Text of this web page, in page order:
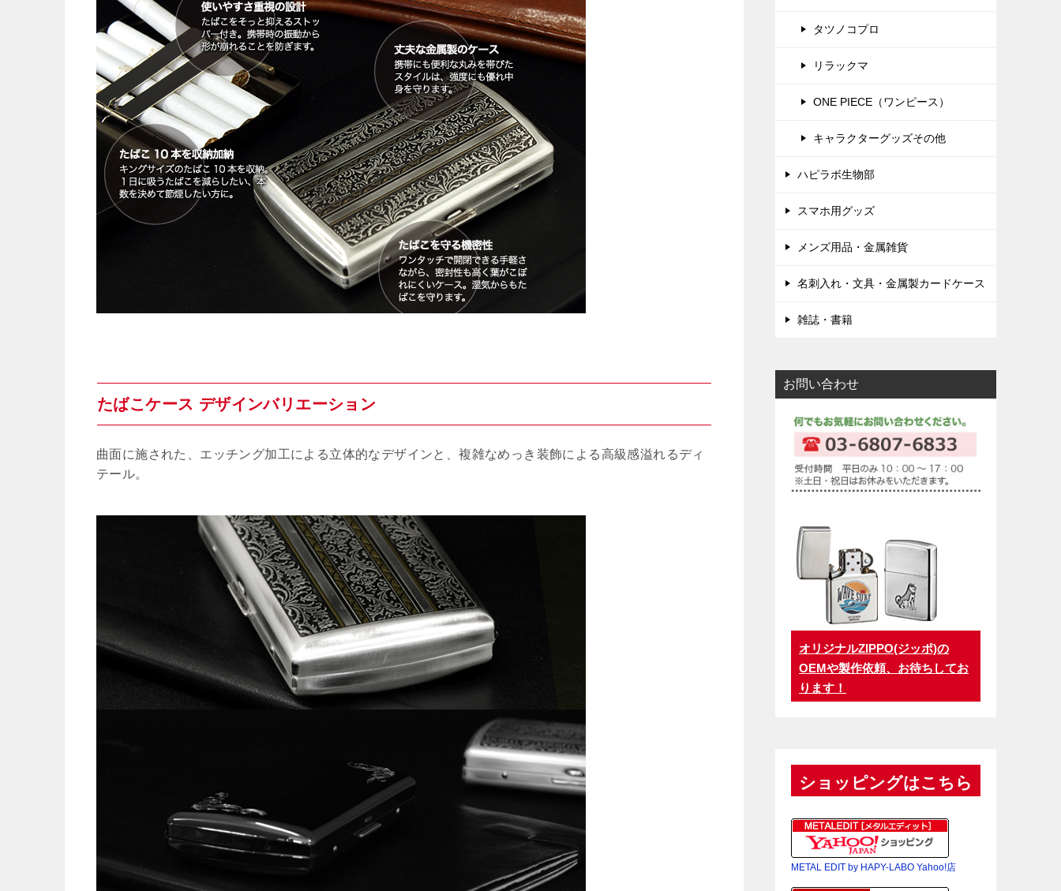
たばこケース デザインバリエーション
曲面に施された、エッチング加工による立体的なデザインと、複雑なめっき装飾による高級感溢れるディ
テール。
タツノコプロ
リラックマ
ONE PIECE（ワンピース）
キャラクターグッズその他
ハピラボ生物部
スマホ用グッズ
メンズ用品・金属雑貨
名刺入れ・文具・金属製カードケース
雑誌・書籍
お問い合わせ
オリジナルZIPPO(ジッポ)の
OEMや製作依頼、お待ちしてお
ります！
ショッピングはこちら
METAL EDIT by HAPY-LABO Yahoo!店